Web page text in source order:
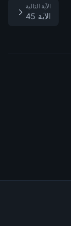
الآية التالية
الآية 45